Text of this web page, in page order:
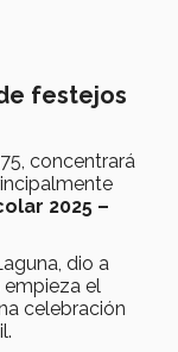
festejos
concentrará
2025 –
dio a
el
celebración